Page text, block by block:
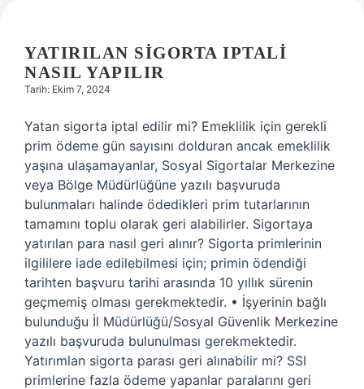
YATIRILAN SIGORTA IPTALI
NASIL YAPILIR
Tarih: Ekim 7, 2024
Yatan sigorta iptal edilir mi? Emeklilik için gerekli
prim ödeme gün sayısını dolduran ancak emeklilik
yaşına ulaşamayanlar, Sosyal Sigortalar Merkezine
veya Bölge Müdürlüğüne yazılı başvuruda
bulunmaları halinde ödedikleri prim tutarlarının
tamamını toplu olarak geri alabilirler. Sigortaya
yatırılan para nasıl geri alınır? Sigorta primlerinin
ilgililere iade edilebilmesi için; primin ödendiği
tarihten başvuru tarihi arasında 10 yıllık sürenin
geçmemiş olması gerekmektedir. • İşyerinin bağlı
bulunduğu İl Müdürlüğü/Sosyal Güvenlik Merkezine
yazılı başvuruda bulunulması gerekmektedir.
Yatırımlan sigorta parası geri alınabilir mi? SSI
primlerine fazla ödeme yapanlar paralarını geri